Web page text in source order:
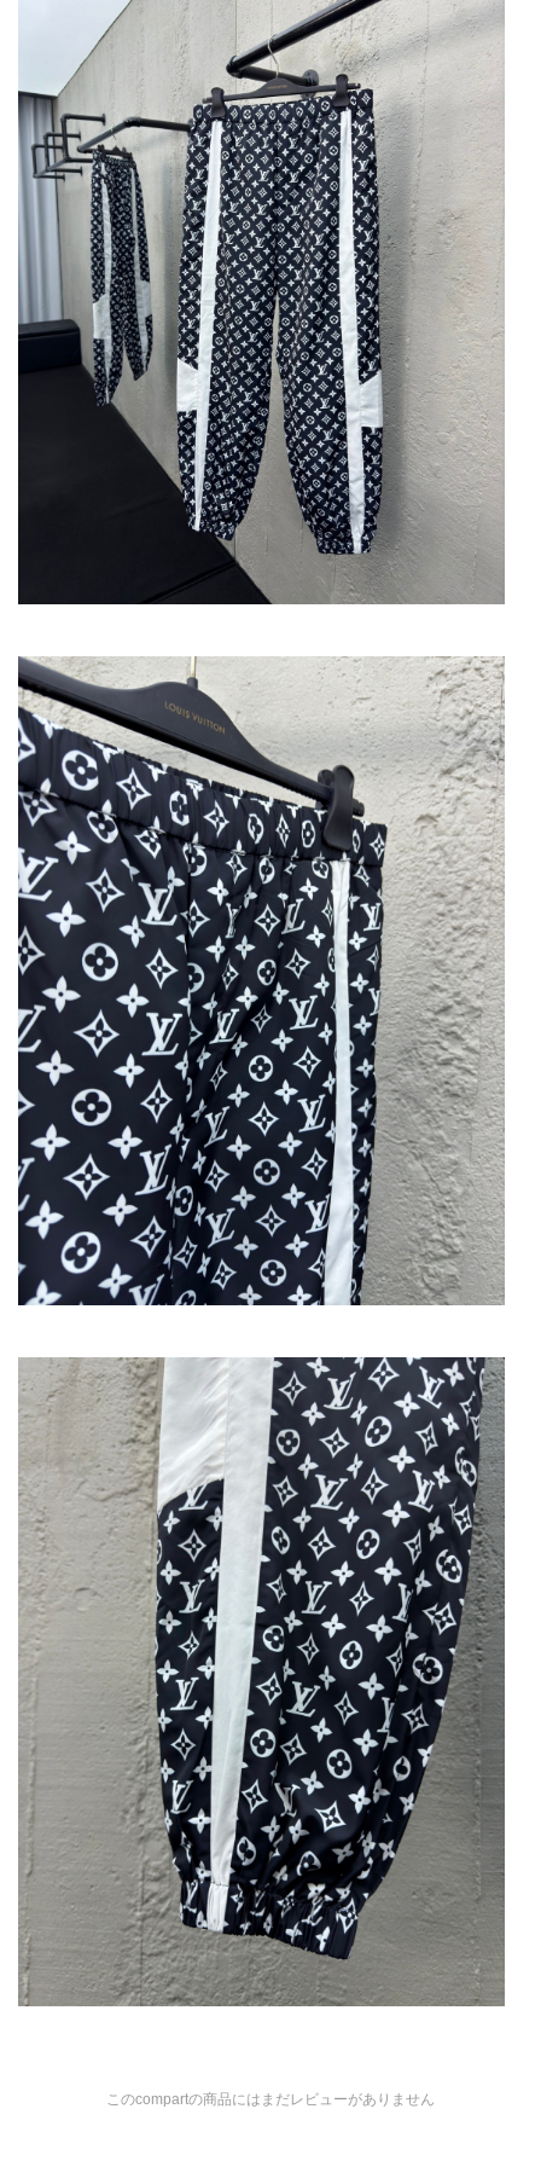
このcompartの商品にはまだレビューがありません